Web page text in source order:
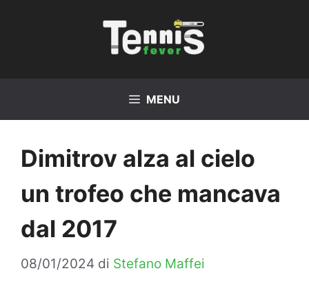
MENU
Dimitrov alza al cielo
un trofeo che mancava
dal 2017
08/01/2024 di Stefano Maffei